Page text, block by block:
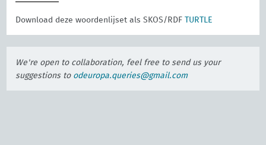
Download deze woordenlijset als SKOS/RDF TURTLE
We're open to collaboration, feel free to send us your
suggestions to odeuropa.queries@gmail.com